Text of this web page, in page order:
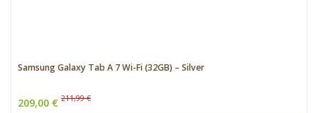
Samsung Galaxy Tab A 7 Wi-Fi (32GB) – Silver
209,00 € 211,99 €